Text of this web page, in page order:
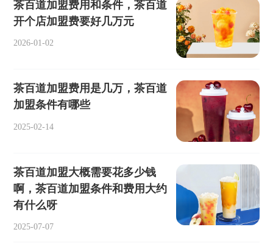
茶百道加盟费用和条件，茶百道
开个店加盟费要好几万元
2026-01-02
茶百道加盟费用是几万，茶百道
加盟条件有哪些
2025-02-14
茶百道加盟大概需要花多少钱
啊，茶百道加盟条件和费用大约
有什么呀
2025-07-07